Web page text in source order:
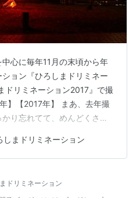
心に毎年11月の末頃から年
ョン『ひろしまドリミネー
ドリミネーション2017』で撮
】【2017年】 まあ、去年撮
り忘れてて、めんどくさい
しまドリミネーション
ドリミネーション